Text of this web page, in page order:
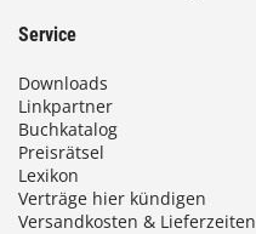
Service
Downloads
Linkpartner
Buchkatalog
Preisrätsel
Lexikon
Verträge hier kündigen
Versandkosten & Lieferzeiten